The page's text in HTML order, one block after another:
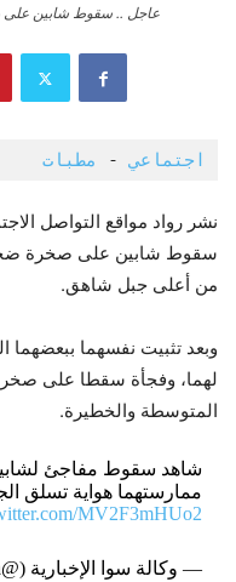
عاجل .. سقوط شابين على
اجتماعي - مطبات
نشر رواد مواقع التواصل
سقوط شابين على صخرة
من أعلى جبل شاهق.
وبعد تثبيت نفسهما ببعضهما
لهما، وفجأة سقطا على
المتوسطة والخطيرة.
شاهد سقوط مفاجئ
ممارستهما هواية تسلق
MV2F3mHUo2
— وكالة سوا الإخبارية (@palsawa)